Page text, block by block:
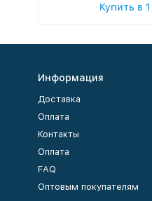
Купить в
Информация
Доставка
Оплата
Контакты
Оплата
FAQ
Оптовым покупателям